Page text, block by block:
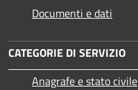
Documenti e dati
CATEGORIE DI SERVIZIO
Anagrafe e stato civile